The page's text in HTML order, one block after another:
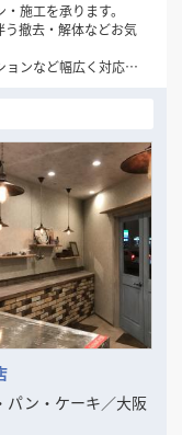
施工を承ります。
撤去・解体などお気
ンなど幅広く対応致
パン・ケーキ／大阪